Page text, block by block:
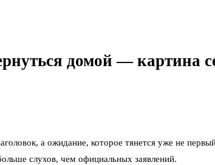
домой — картина
а ожидание, которое тянется уже не
слухов, чем официальных заявлений.